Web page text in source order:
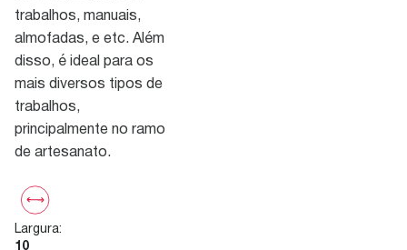
trabalhos, manuais,
almofadas, e etc. Além
disso, é ideal para os
mais diversos tipos de
trabalhos,
principalmente no ramo
de artesanato.
Largura:
10